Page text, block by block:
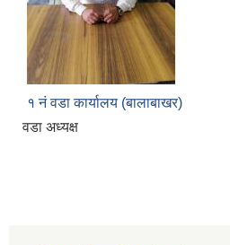
१ नं वडा कार्यालय (बालाबाखर)
वडा अध्यक्ष